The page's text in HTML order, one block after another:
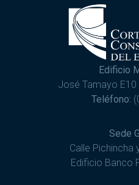
Edificio
José Tamayo
Teléfono:
Sede
Calle Pichincha
Edificio Banco